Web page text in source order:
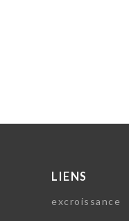
LIENS
excroissance